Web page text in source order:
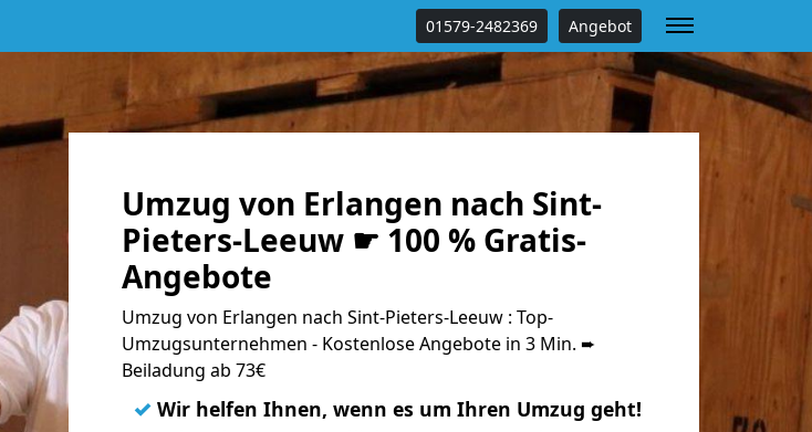
01579-2482369 Angebot
Umzug von Erlangen nach Sint-
Pieters-Leeuw ☛ 100 % Gratis-
Angebote
Umzug von Erlangen nach Sint-Pieters-Leeuw : Top-
Umzugsunternehmen - Kostenlose Angebote in 3 Min. ➨
Beiladung ab 73€
✓ Wir helfen Ihnen, wenn es um Ihren Umzug geht!